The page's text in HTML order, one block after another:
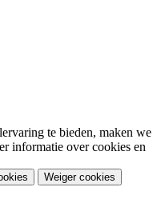
te bieden, maken we
informatie over cookies en
Weiger cookies